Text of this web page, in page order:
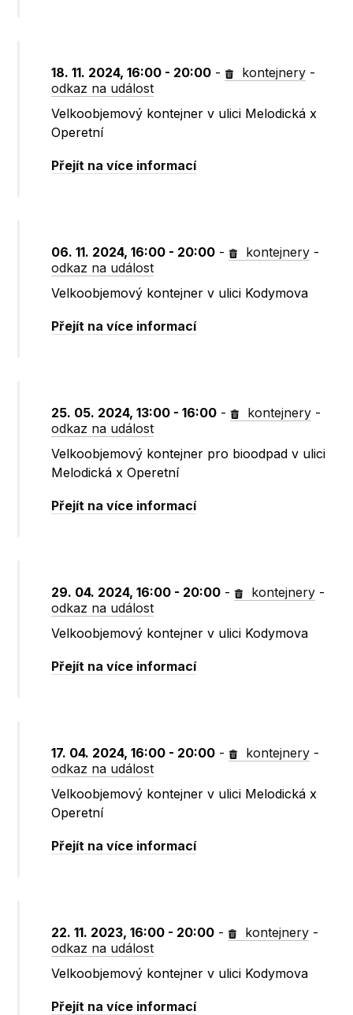
18. 11. 2024, 16:00 - 20:00 - kontejnery -
odkaz na událost
Velkoobjemový kontejner v ulici Melodická x
Operetní
Přejít na více informací
06. 11. 2024, 16:00 - 20:00 - kontejnery -
odkaz na událost
Velkoobjemový kontejner v ulici Kodymova
Přejít na více informací
25. 05. 2024, 13:00 - 16:00 - kontejnery -
odkaz na událost
Velkoobjemový kontejner pro bioodpad v ulici
Melodická x Operetní
Přejít na více informací
29. 04. 2024, 16:00 - 20:00 - kontejnery -
odkaz na událost
Velkoobjemový kontejner v ulici Kodymova
Přejít na více informací
17. 04. 2024, 16:00 - 20:00 - kontejnery -
odkaz na událost
Velkoobjemový kontejner v ulici Melodická x
Operetní
Přejít na více informací
22. 11. 2023, 16:00 - 20:00 - kontejnery -
odkaz na událost
Velkoobjemový kontejner v ulici Kodymova
Přejít na více informací